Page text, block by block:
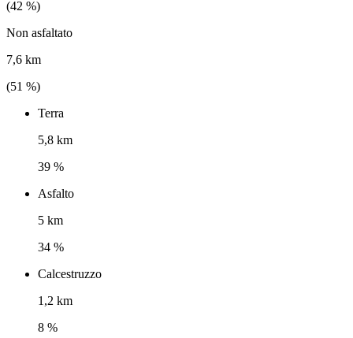
(42 %)
Non asfaltato
7,6 km
(51 %)
Terra
5,8 km
39 %
Asfalto
5 km
34 %
Calcestruzzo
1,2 km
8 %